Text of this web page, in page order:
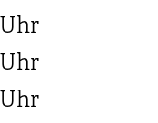
Uhr
Uhr
Uhr